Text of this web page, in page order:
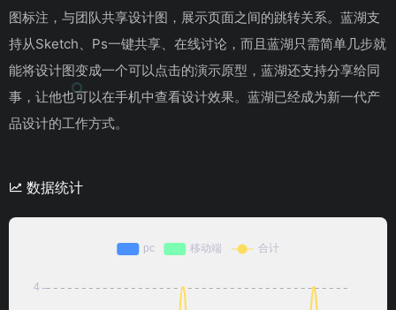
图标注，与团队共享设计图，展示页面之间的跳转关系。蓝湖支
持从Sketch、Ps一键共享、在线讨论，而且蓝湖只需简单几步就
能将设计图变成一个可以点击的演示原型，蓝湖还支持分享给同
事，让他也可以在手机中查看设计效果。蓝湖已经成为新一代产
品设计的工作方式。
数据统计